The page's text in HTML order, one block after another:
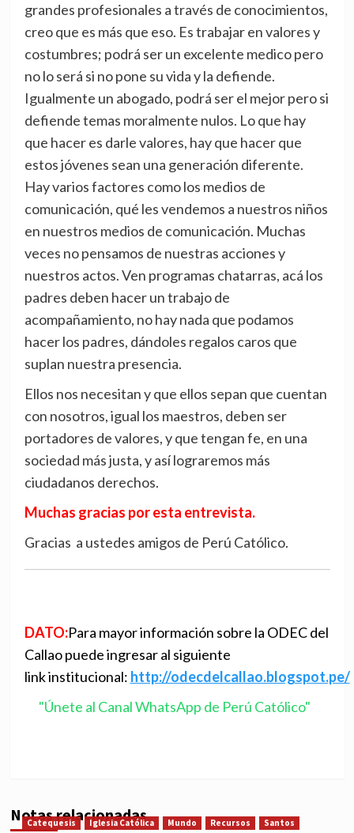
grandes profesionales a través de conocimientos,
creo que es más que eso. Es trabajar en valores y
costumbres; podrá ser un excelente medico pero
no lo será si no pone su vida y la defiende.
Igualmente un abogado, podrá ser el mejor pero si
defiende temas moralmente nulos. Lo que hay
que hacer es darle valores, hay que hacer que
estos jóvenes sean una generación diferente.
Hay varios factores como los medios de
comunicación, qué les vendemos a nuestros niños
en nuestros medios de comunicación. Muchas
veces no pensamos de nuestras acciones y
nuestros actos. Ven programas chatarras, acá los
padres deben hacer un trabajo de
acompañamiento, no hay nada que podamos
hacer los padres, dándoles regalos caros que
suplan nuestra presencia.
Ellos nos necesitan y que ellos sepan que cuentan
con nosotros, igual los maestros, deben ser
portadores de valores, y que tengan fe, en una
sociedad más justa, y así lograremos más
ciudadanos derechos.
Muchas gracias por esta entrevista.
Gracias a ustedes amigos de Perú Católico.
DATO:Para mayor información sobre la ODEC del
Callao puede ingresar al siguiente
link institucional: http://odecdelcallao.blogspot.pe/
"Únete al Canal WhatsApp de Perú Católico"
Notas relacionadas
Catequesis Iglesia Católica Mundo Recursos Santos